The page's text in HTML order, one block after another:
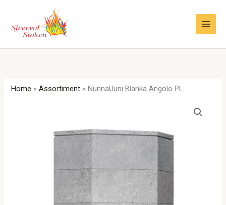
inhoud
Home »Assortiment » NunnaUuni Blanka Angolo PL